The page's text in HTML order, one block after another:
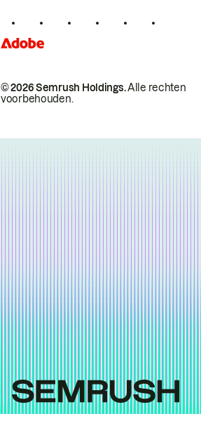
© 2026 Semrush Holdings.Alle rechten
voorbehouden.